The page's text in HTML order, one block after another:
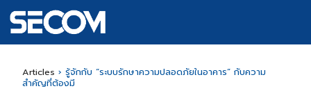
Articles › รู้จักกับ “ระบบรักษาความปลอดภัยในอาคาร” กับความ
สำคัญที่ต้องมี